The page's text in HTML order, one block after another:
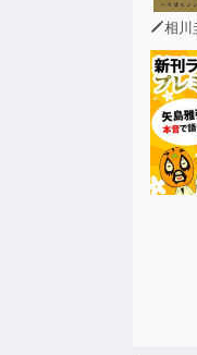
相川